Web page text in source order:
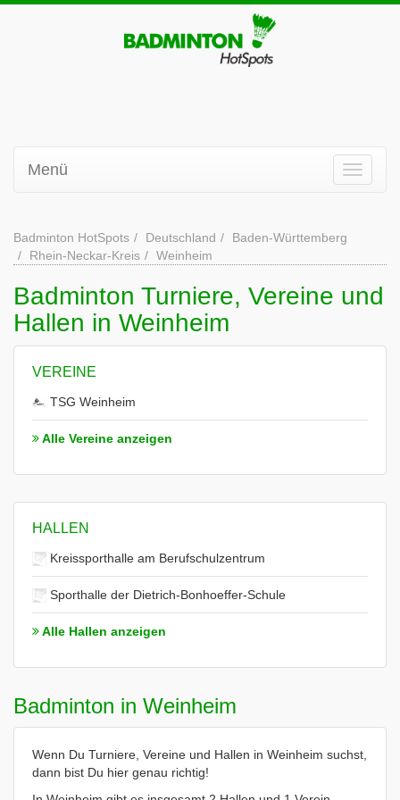
Menü
Badminton HotSpots Deutschland
Baden-Württemberg
Rhein-Neckar-Kreis
Weinheim
Badminton Turniere, Vereine und
Hallen in Weinheim
VEREINE
TSG Weinheim
Alle Vereine anzeigen
HALLEN
Kreissporthalle am Berufschulzentrum
Sporthalle der Dietrich-Bonhoeffer-Schule
Alle Hallen anzeigen
Badminton in Weinheim
Wenn Du Turniere, Vereine und Hallen in Weinheim suchst,
dann bist Du hier genau richtig!